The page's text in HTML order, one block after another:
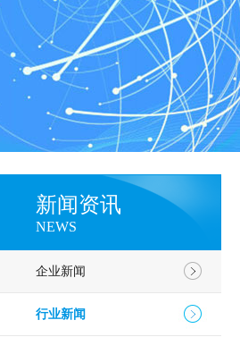
新闻资讯
NEWS
企业新闻
行业新闻